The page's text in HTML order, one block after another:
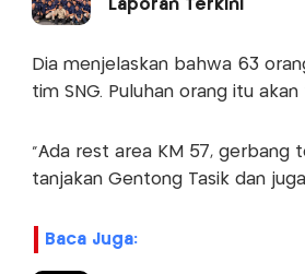
Laporan Terkini
Dia menjelaskan bahwa 63
tim SNG. Puluhan orang itu
"Ada rest area KM 57, gerbang
tanjakan Gentong Tasik dan
Baca Juga: